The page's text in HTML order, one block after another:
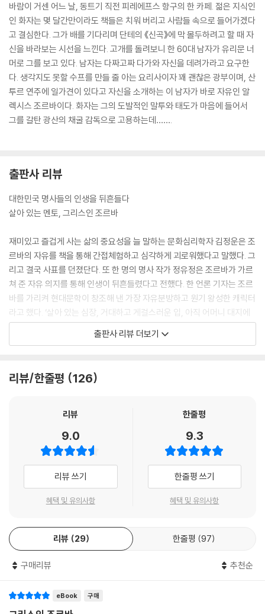
바람이 거센 어느 날, 동트기 직전 피레에프스 항구의 한 카페. 젊은 지식인
인 화자는 몇 달간만이라도 책들은 치워 버리고 사람들 속으로 들어가겠다
고 결심한다. 그가 배를 기다리며 단테의 《신곡》에 막 몰두하려고 할 때 자
신을 바라보는 시선을 느낀다. 고개를 돌려보니 한 60대 남자가 유리문 너
머로 그를 보고 있다. 남자는 다짜고짜 다가와 자신을 데려가라고 요구한
다. 생각지도 못할 수프를 만들 줄 아는 요리사이자 꽤 괜찮은 광부이며, 산
투르 연주에 일가견이 있다고 자신을 소개하는 이 남자가 바로 자유인 알
렉시스 조르바이다. 화자는 그의 도발적인 말투와 태도가 마음에 들어서
그를 갈탄 광산의 채굴 감독으로 고용하는데…….
출판사 리뷰
대한민국 명사들의 인생을 뒤흔들다
살아 있는 멘토, 그리스인 조르바
재미있고 즐겁게 사는 삶의 중요성을 늘 말하는 문화심리학자 김정운은 조
르바의 자유를 책을 통해 간접체험하고 심각하게 괴로워했다고 말했다. 그
리고 결국 사표를 던졌단다. 또 한 명의 명사 작가 정유정은 조르바가 가르
쳐 준 자유 의지를 통해 인생이 뒤흔들렸다고 전했다. 한 언론 기자는 조르
바를 가리켜 현대문학이 창조해 낸 가장 자유분방하고 원기 왕성한 캐릭터
라고 했다. ‘살아 있는 심장, 거대하고 게걸스러운 입, 아직 어머니 대지에
서 완전히 분리되지 않은 위대한 야수의 영혼’이라고. 조르바는 배가 고플
때는 열심히 밥을 먹고, 갈탄을 캘 때는 곡괭이질에 심혈을 기울인다. 여자
우리가 걸어온 인생의 길을 바꾸고 싶게 만드는 인물을 우리는 ‘멘토’라고
영혼을 날아오르게 하는 자유를 일깨운다. 뜨겁게 용솟음치는 생명력, 사
지 뒤흔들 조르바의 경이로움을 더클래식 뉴 도네이션 세계문학 컬렉션 제
11권 《그리스인 조르바》를 통해 만난다.
종교, 이념, 사상을 뛰어넘다
조르바는 온갖 고생에 찌들어서 주름진 얼굴을 가진 키 큰 노인이다. 직업
도 없이 곳곳을 떠돌며 닥치는 대로 억센 일을 해서 먹고살아 온 남자다. 때
때로 산투르라는 악기를 연주하고, 광산에서 일하기도 한다. 책상에 앉아
살아가는 자유인, 조르바. 그는 종교, 이념, 사상은 물론 타인으로부터도
자유롭다. 조르바는 가슴에서 나오는 대로 거친 말을 쏟아내고 어느 누구
출판사 리뷰 더보기
리뷰/한줄평 126
리뷰
9.0
리뷰 쓰기
혜택 및 유의사항
한줄평
9.3
한줄평 쓰기
혜택 및 유의사항
리뷰 29 한줄평 97
구매리뷰 추천순
eBook 구매